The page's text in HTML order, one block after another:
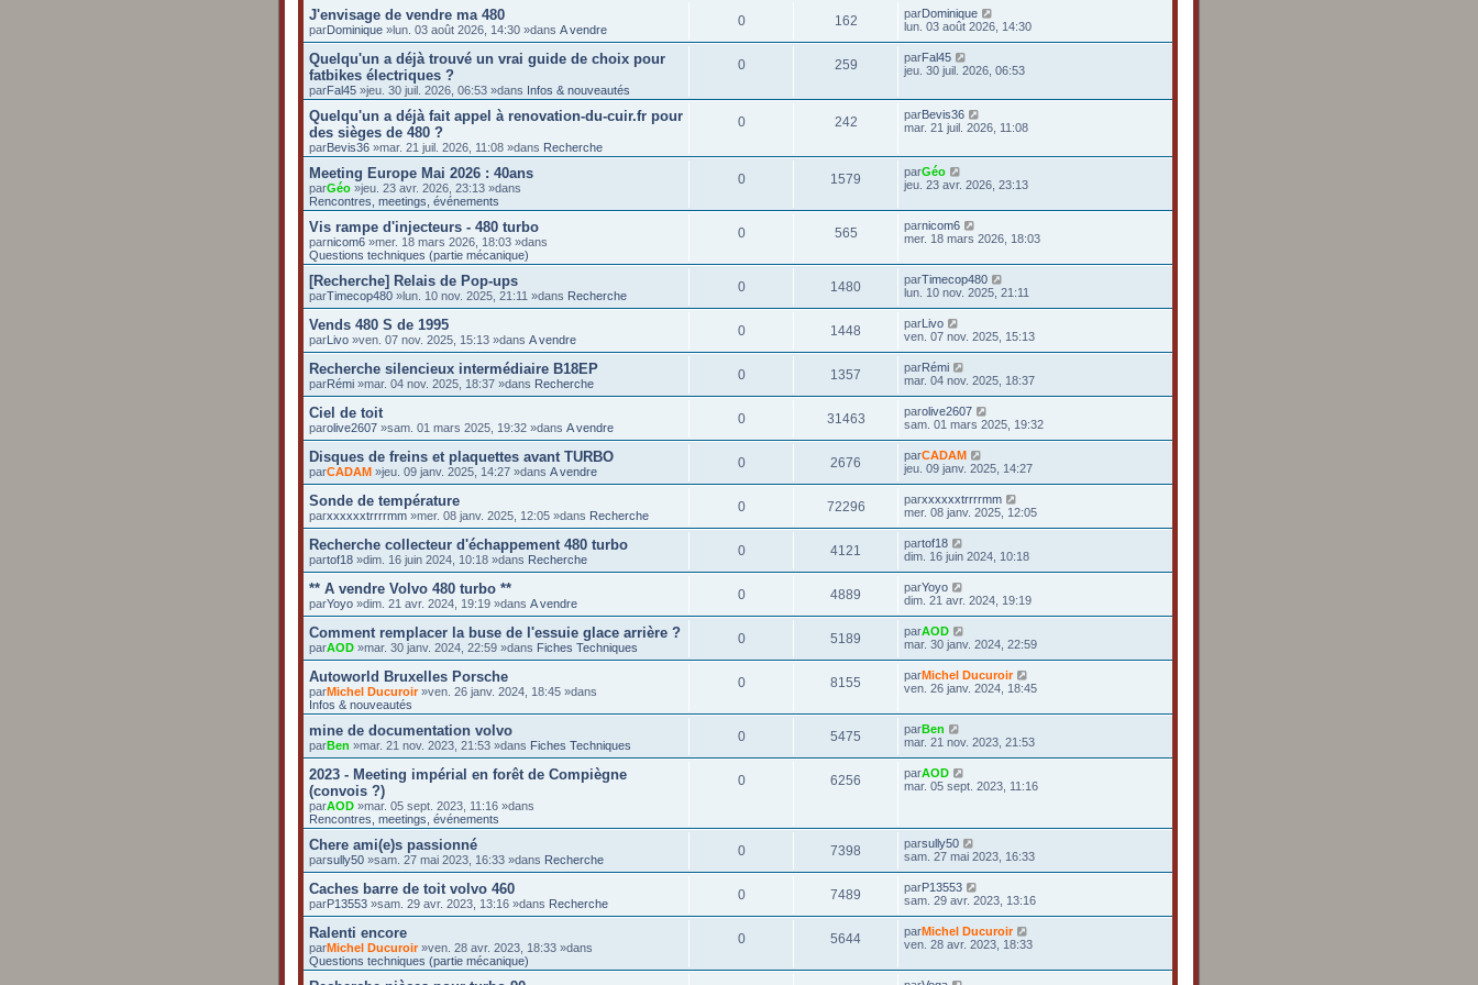
J'envisage de vendre ma 480
parDominique »lun. 03 août 2026, 14:30 »dans A vendre
0 162 parDominique
lun. 03 août 2026, 14:30
Quelqu'un a déjà trouvé un vrai guide de choix pour
fatbikes électriques ?
parFal45 »jeu. 30 juil. 2026, 06:53 »dans Infos & nouveautés
0 259 parFal45
jeu. 30 juil. 2026, 06:53
Quelqu'un a déjà fait appel à renovation-du-cuir.fr pour
des sièges de 480 ?
parBevis36 »mar. 21 juil. 2026, 11:08 »dans Recherche
0 242 parBevis36
mar. 21 juil. 2026, 11:08
Meeting Europe Mai 2026 : 40ans
parGéo »jeu. 23 avr. 2026, 23:13 »dans
Rencontres, meetings, événements
0 1579 parGéo
jeu. 23 avr. 2026, 23:13
Vis rampe d'injecteurs - 480 turbo
parnicom6 »mer. 18 mars 2026, 18:03 »dans
Questions techniques (partie mécanique)
0 565 parnicom6
mer. 18 mars 2026, 18:03
[Recherche] Relais de Pop-ups
parTimecop480 »lun. 10 nov. 2025, 21:11 »dans Recherche
0 1480 parTimecop480
lun. 10 nov. 2025, 21:11
Vends 480 S de 1995
parLivo »ven. 07 nov. 2025, 15:13 »dans A vendre
0 1448 parLivo
ven. 07 nov. 2025, 15:13
Recherche silencieux intermédiaire B18EP
parRémi »mar. 04 nov. 2025, 18:37 »dans Recherche
0 1357 parRémi
mar. 04 nov. 2025, 18:37
Ciel de toit
parolive2607 »sam. 01 mars 2025, 19:32 »dans A vendre
0 31463 parolive2607
sam. 01 mars 2025, 19:32
Disques de freins et plaquettes avant TURBO
parCADAM »jeu. 09 janv. 2025, 14:27 »dans A vendre
0 2676 parCADAM
jeu. 09 janv. 2025, 14:27
Sonde de température
parxxxxxxtrrrrmm »mer. 08 janv. 2025, 12:05 »dans Recherche
0 72296 parxxxxxxtrrrrmm
mer. 08 janv. 2025, 12:05
Recherche collecteur d'échappement 480 turbo
partof18 »dim. 16 juin 2024, 10:18 »dans Recherche
0 4121 partof18
dim. 16 juin 2024, 10:18
** A vendre Volvo 480 turbo **
parYoyo »dim. 21 avr. 2024, 19:19 »dans A vendre
0 4889 parYoyo
dim. 21 avr. 2024, 19:19
Comment remplacer la buse de l'essuie glace arrière ?
parAOD »mar. 30 janv. 2024, 22:59 »dans Fiches Techniques
0 5189 parAOD
mar. 30 janv. 2024, 22:59
Autoworld Bruxelles Porsche
parMichel Ducuroir»ven. 26 janv. 2024, 18:45 »dans
Infos & nouveautés
0 8155 parMichel Ducuroir
ven. 26 janv. 2024, 18:45
mine de documentation volvo
parBen »mar. 21 nov. 2023, 21:53 »dans Fiches Techniques
0 5475 parBen
mar. 21 nov. 2023, 21:53
2023 - Meeting impérial en forêt de Compiègne
(convois ?)
parAOD »mar. 05 sept. 2023, 11:16 »dans
Rencontres, meetings, événements
0 6256 parAOD
mar. 05 sept. 2023, 11:16
Chere ami(e)s passionné
parsully50 »sam. 27 mai 2023, 16:33 »dans Recherche
0 7398 parsully50
sam. 27 mai 2023, 16:33
Caches barre de toit volvo 460
parP13553 »sam. 29 avr. 2023, 13:16 »dans Recherche
0 7489 parP13553
sam. 29 avr. 2023, 13:16
Ralenti encore
parMichel Ducuroir»ven. 28 avr. 2023, 18:33 »dans
Questions techniques (partie mécanique)
0 5644 parMichel Ducuroir
ven. 28 avr. 2023, 18:33